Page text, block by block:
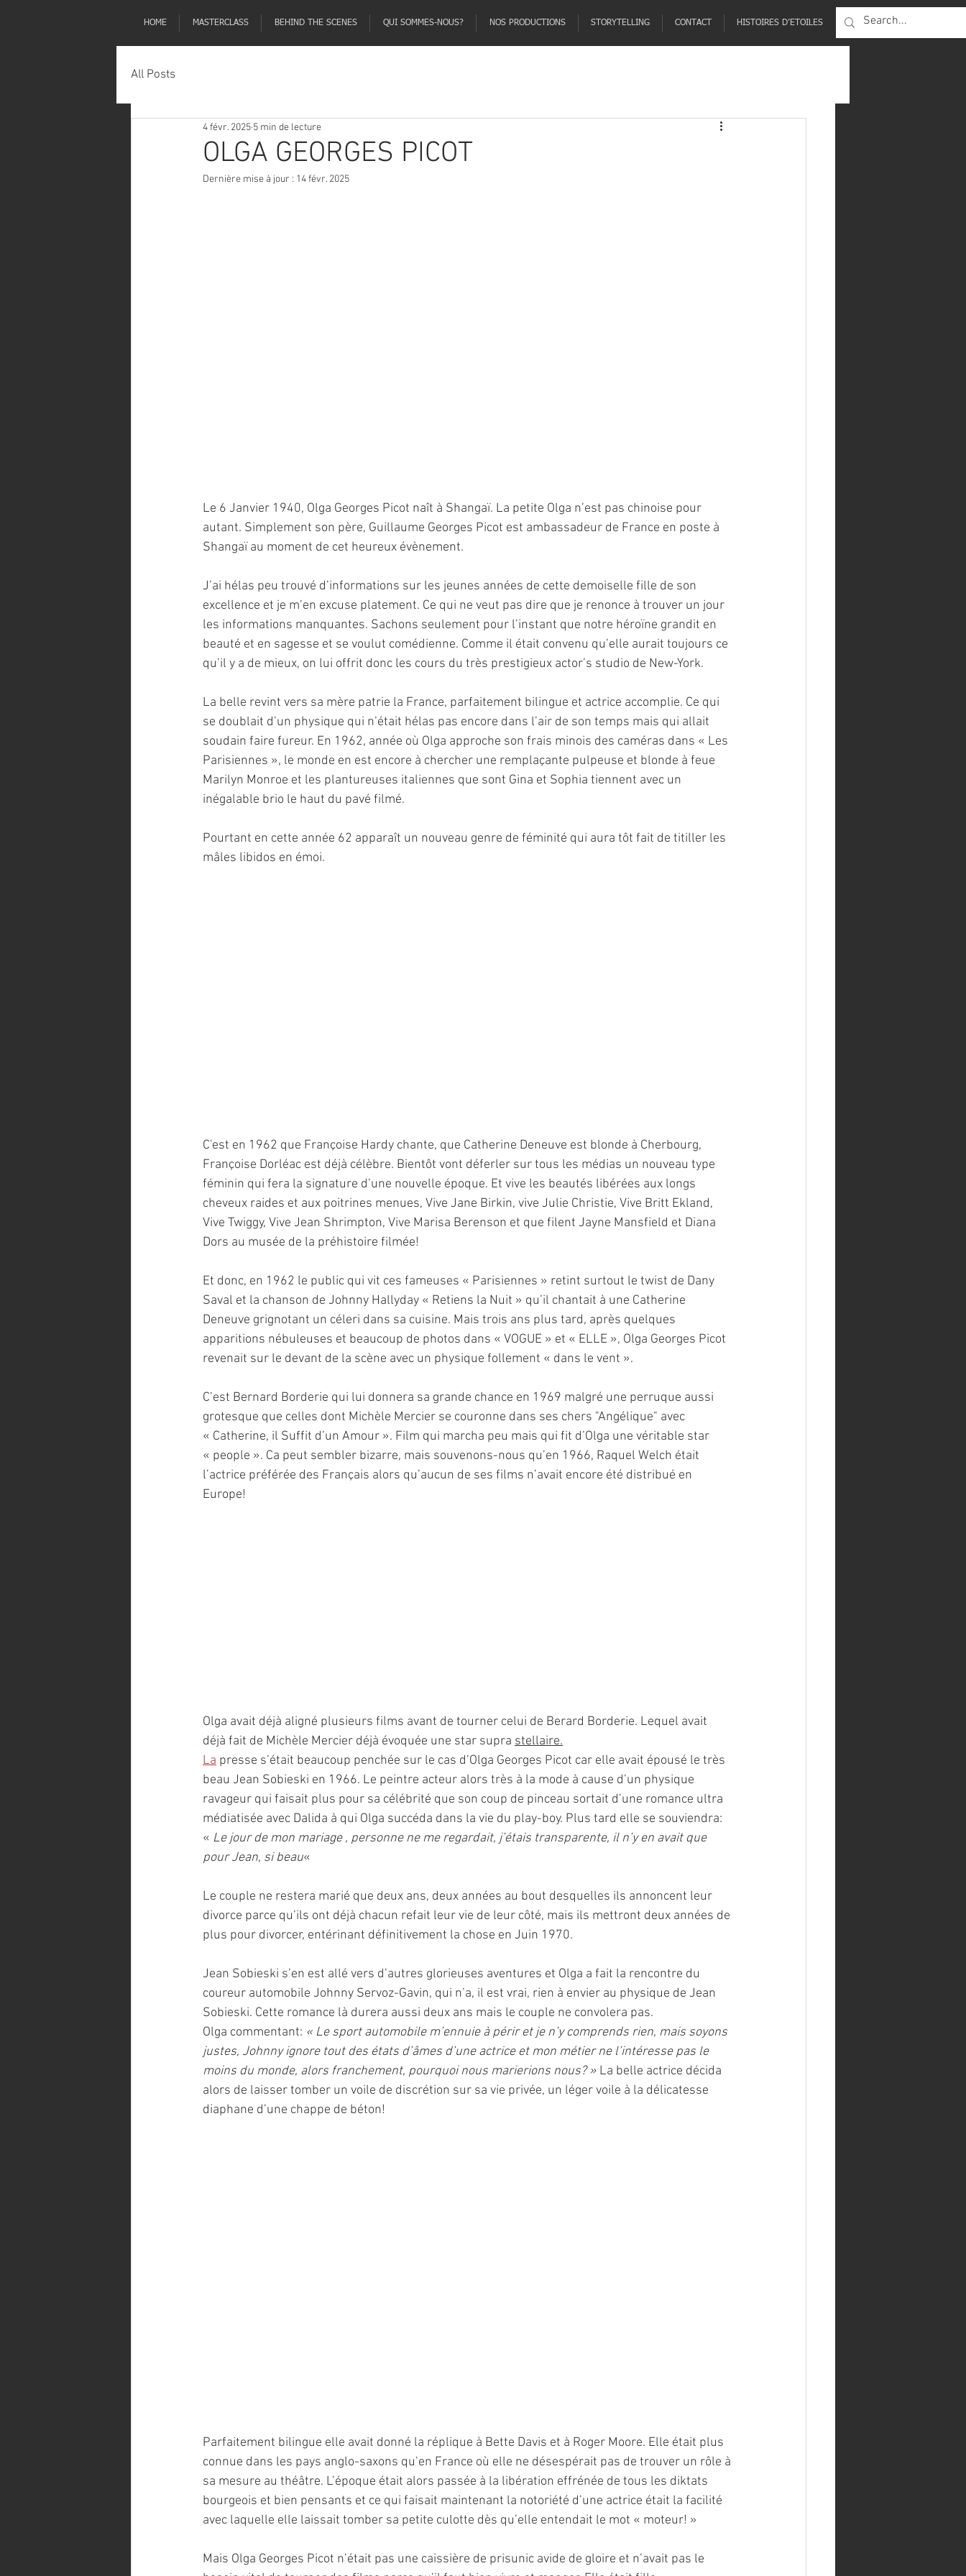
HOME MASTERCLASS BEHIND THE SCENES QUI SOMMES-NOUS? NOS PRODUCTIONS STORYTELLING CONTACT HISTOIRES D’ETOILES
All Posts
OLGA GEORGES PICOT
4 févr. 2025 5 min de lecture
Dernière mise à jour : 14 févr. 2025
Le 6 Janvier 1940, Olga Georges Picot naît à Shangaï. La petite Olga n’est pas chinoise pour
autant. Simplement son père, Guillaume Georges Picot est ambassadeur de France en poste à
Shangaï au moment de cet heureux évènement.
J’ai hélas peu trouvé d’informations sur les jeunes années de cette demoiselle fille de son
excellence et je m’en excuse platement. Ce qui ne veut pas dire que je renonce à trouver un jour
les informations manquantes. Sachons seulement pour l’instant que notre héroïne grandit en
beauté et en sagesse et se voulut comédienne. Comme il était convenu qu’elle aurait toujours ce
qu’il y a de mieux, on lui offrit donc les cours du très prestigieux actor’s studio de New-York.
La belle revint vers sa mère patrie la France, parfaitement bilingue et actrice accomplie. Ce qui
se doublait d’un physique qui n’était hélas pas encore dans l’air de son temps mais qui allait
soudain faire fureur. En 1962, année où Olga approche son frais minois des caméras dans « Les
Parisiennes », le monde en est encore à chercher une remplaçante pulpeuse et blonde à feue
Marilyn Monroe et les plantureuses italiennes que sont Gina et Sophia tiennent avec un
inégalable brio le haut du pavé filmé.
Pourtant en cette année 62 apparaît un nouveau genre de féminité qui aura tôt fait de titiller les
mâles libidos en émoi.
C'est en 1962 que Françoise Hardy chante, que Catherine Deneuve est blonde à Cherbourg,
Françoise Dorléac est déjà célèbre. Bientôt vont déferler sur tous les médias un nouveau type
féminin qui fera la signature d’une nouvelle époque. Et vive les beautés libérées aux longs
cheveux raides et aux poitrines menues, Vive Jane Birkin, vive Julie Christie, Vive Britt Ekland,
Vive Twiggy, Vive Jean Shrimpton, Vive Marisa Berenson et que filent Jayne Mansfield et Diana
Dors au musée de la préhistoire filmée!
Et donc, en 1962 le public qui vit ces fameuses « Parisiennes » retint surtout le twist de Dany
Saval et la chanson de Johnny Hallyday « Retiens la Nuit » qu’il chantait à une Catherine
Deneuve grignotant un céleri dans sa cuisine. Mais trois ans plus tard, après quelques
apparitions nébuleuses et beaucoup de photos dans « VOGUE » et « ELLE », Olga Georges Picot
revenait sur le devant de la scène avec un physique follement « dans le vent ».
C’est Bernard Borderie qui lui donnera sa grande chance en 1969 malgré une perruque aussi
grotesque que celles dont Michèle Mercier se couronne dans ses chers "Angélique" avec
« Catherine, il Suffit d’un Amour ». Film qui marcha peu mais qui fit d’Olga une véritable star
« people ». Ca peut sembler bizarre, mais souvenons-nous qu’en 1966, Raquel Welch était
l’actrice préférée des Français alors qu’aucun de ses films n’avait encore été distribué en
Europe!
Olga avait déjà aligné plusieurs films avant de tourner celui de Berard Borderie. Lequel avait
déjà fait de Michèle Mercier déjà évoquée une star supra stellaire.
La presse s’était beaucoup penchée sur le cas d’Olga Georges Picot car elle avait épousé le très
beau Jean Sobieski en 1966. Le peintre acteur alors très à la mode à cause d’un physique
ravageur qui faisait plus pour sa célébrité que son coup de pinceau sortait d’une romance ultra
médiatisée avec Dalida à qui Olga succéda dans la vie du play-boy. Plus tard elle se souviendra:
« Le jour de mon mariage , personne ne me regardait, j’étais transparente, il n’y en avait que
pour Jean, si beau«
Le couple ne restera marié que deux ans, deux années au bout desquelles ils annoncent leur
divorce parce qu’ils ont déjà chacun refait leur vie de leur côté, mais ils mettront deux années de
plus pour divorcer, entérinant définitivement la chose en Juin 1970.
Jean Sobieski s’en est allé vers d’autres glorieuses aventures et Olga a fait la rencontre du
coureur automobile Johnny Servoz-Gavin, qui n’a, il est vrai, rien à envier au physique de Jean
Sobieski. Cette romance là durera aussi deux ans mais le couple ne convolera pas.
Olga commentant: « Le sport automobile m’ennuie à périr et je n’y comprends rien, mais soyons
justes, Johnny ignore tout des états d’âmes d’une actrice et mon métier ne l’intéresse pas le
moins du monde, alors franchement, pourquoi nous marierions nous? » La belle actrice décida
alors de laisser tomber un voile de discrétion sur sa vie privée, un léger voile à la délicatesse
diaphane d’une chappe de béton!
Parfaitement bilingue elle avait donné la réplique à Bette Davis et à Roger Moore. Elle était plus
connue dans les pays anglo-saxons qu’en France où elle ne désespérait pas de trouver un rôle à
sa mesure au théâtre. L’époque était alors passée à la libération effrénée de tous les diktats
bourgeois et bien pensants et ce qui faisait maintenant la notoriété d’une actrice était la facilité
avec laquelle elle laissait tomber sa petite culotte dès qu’elle entendait le mot « moteur! »
Mais Olga Georges Picot n’était pas une caissière de prisunic avide de gloire et n’avait pas le